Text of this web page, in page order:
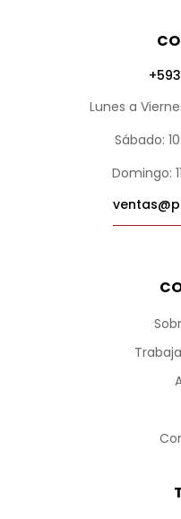
Lunes a
Sábado:
Domingo: